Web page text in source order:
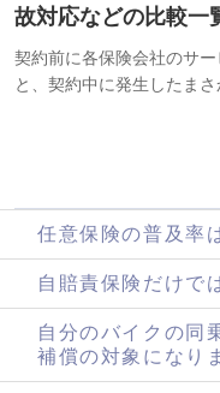
故対応などの比較一
契約前に各保険会社のサ
と、契約中に発生したま
任意保険の普及率
自賠責保険だけで
自分のバイクの同
補償の対象になり